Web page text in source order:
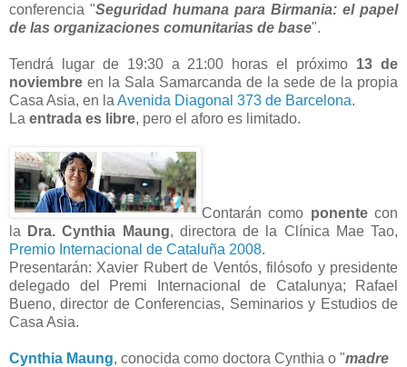
conferencia "Seguridad humana para Birmania: el papel
de las organizaciones comunitarias de base".
Tendrá lugar de 19:30 a 21:00 horas el próximo 13 de
noviembre en la Sala Samarcanda de la sede de la propia
Casa Asia, en la Avenida Diagonal 373 de Barcelona.
La entrada es libre, pero el aforo es limitado.
Contarán como ponentecon
la
Dra. Cynthia Maung, directora de la Clínica Mae Tao,
Premio Internacional de Cataluña 2008.
Presentarán: Xavier Rubert de Ventós, filósofo y presidente
delegado del Premi Internacional de Catalunya; Rafael
Bueno, director de Conferencias, Seminarios y Estudios de
Casa Asia.
Cynthia Maung, conocida como doctora Cynthia o "madre